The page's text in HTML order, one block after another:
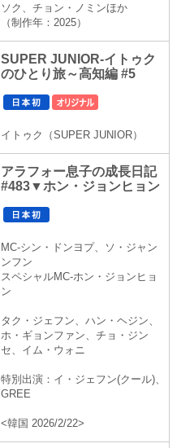
ソク、チョン・ノミンほか
（制作年：2025）
SUPER JUNIOR-イトゥク
のひとり旅～高知編 #5
イトゥク（SUPER JUNIOR）
アラフォー息子の成長日記
#483▼ホン・ジョンヒョン
MC-シン・ドンヨプ、ソ・ジャン
ンフン
スペシャルMC-ホン・ジョンヒョ
ン
タク・ジェフン、ハン・ヘジン、
ホ・ギョンファン、チョ・ジン
セ、イム・ウォニ
特別出演：イ・ジェフン(クール)、
GREE
<韓国 2026/2/22>